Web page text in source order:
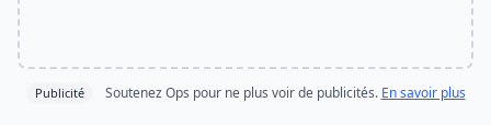
Publicité Soutenez Ops pour ne plus voir de publicités. En savoir plus